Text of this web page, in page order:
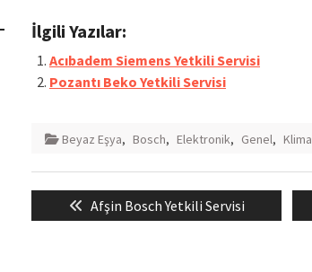
İlgili Yazılar:
Acıbadem Siemens Yetkili Servisi
Pozantı Beko Yetkili Servisi
Beyaz Eşya, Bosch, Elektronik, Genel, Klima
Yazı
gezinmesiPrevious
post:
Afşin Bosch Yetkili Servisi